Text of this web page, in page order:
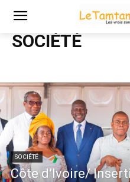
Accueil
SOCIÉTÉ
SOCIÉTÉ
Côte d’Ivoire/